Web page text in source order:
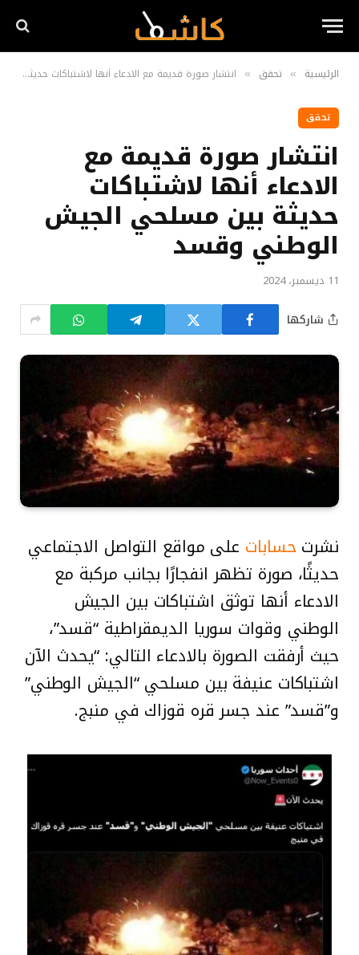
الرئيسية » تحقق » انتشار صورة قديمة مع الادعاء أنها لاشتباكات حديثة بين مسلحي الجيش الوطني وقسد
تحقق
انتشار صورة قديمة مع
الادعاء أنها لاشتباكات
حديثة بين مسلحي الجيش
الوطني وقسد
11 ديسمبر، 2024
شاركها
نشرت حسابات على مواقع التواصل الاجتماعي
حديثًا، صورة تظهر انفجارًا بجانب مركبة مع
الادعاء أنها توثق اشتباكات بين الجيش
الوطني وقوات سوريا الديمقراطية “قسد”،
حيث أرفقت الصورة بالادعاء التالي: “يحدث الآن
اشتباكات عنيفة بين مسلحي “الجيش الوطني”
و”قسد” عند جسر قره قوزاك في منبج.